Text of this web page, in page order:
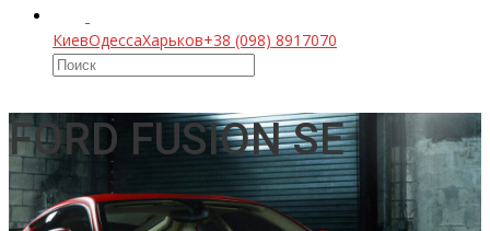
КиевОдессаХарьков+38 (098) 8917070
FORD FUSION SE